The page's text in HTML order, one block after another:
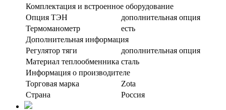
Комплектация и встроенное оборудование
Опция ТЭН
дополнительная опция
Термоманометр
есть
Дополнительная информация
Регулятор тяги
дополнительная опция
Материал теплообменника сталь
Информация о производителе
Торговая марка
Zota
Страна
Россия